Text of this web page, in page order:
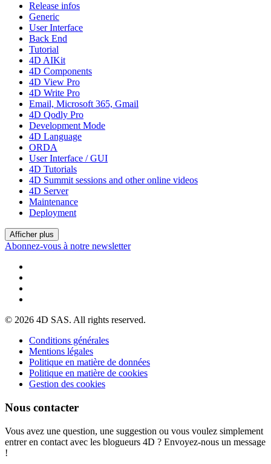
Release infos
Generic
User Interface
Back End
Tutorial
4D AIKit
4D Components
4D View Pro
4D Write Pro
Email, Microsoft 365, Gmail
4D Qodly Pro
Development Mode
4D Language
ORDA
User Interface / GUI
4D Tutorials
4D Summit sessions and other online videos
4D Server
Maintenance
Deployment
Afficher plus
Abonnez-vous à notre newsletter
© 2026 4D SAS. All rights reserved.
Conditions générales
Mentions légales
Politique en matière de données
Politique en matière de cookies
Gestion des cookies
Nous contacter
Vous avez une question, une suggestion ou vous voulez simplement
entrer en contact avec les blogueurs 4D ? Envoyez-nous un message
!